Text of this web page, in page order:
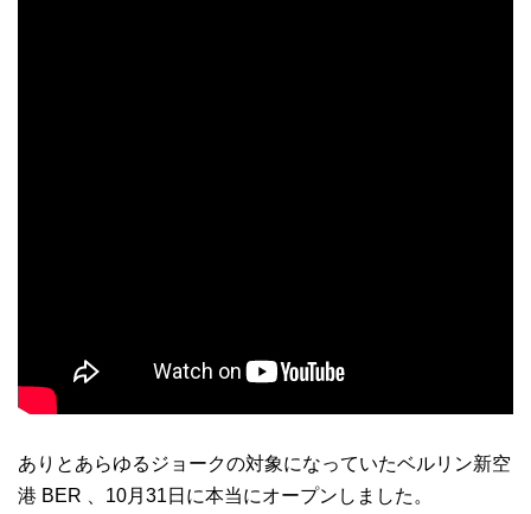
ありとあらゆるジョークの対象になっていたベルリン新空
港 BER 、10月31日に本当にオープンしました。